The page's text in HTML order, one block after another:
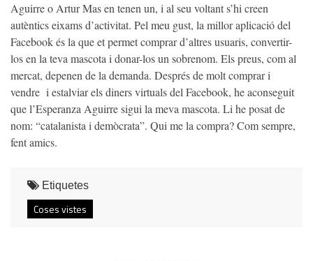
Aguirre o Artur Mas en tenen un, i al seu voltant s’hi creen
autèntics eixams d’activitat. Pel meu gust, la millor aplicació del
Facebook és la que et permet comprar d’altres usuaris, convertir-
los en la teva mascota i donar-los un sobrenom. Els preus, com al
mercat, depenen de la demanda. Després de molt comprar i
vendre i estalviar els diners virtuals del Facebook, he aconseguit
que l’Esperanza Aguirre sigui la meva mascota. Li he posat de
nom: “catalanista i demòcrata”. Qui me la compra? Com sempre,
fent amics.
Etiquetes
Coses vistes